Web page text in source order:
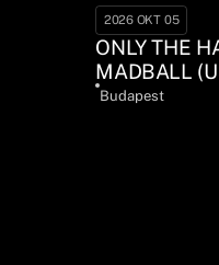
2026 OKT 05
ONLY THE
MADBALL
Budapest